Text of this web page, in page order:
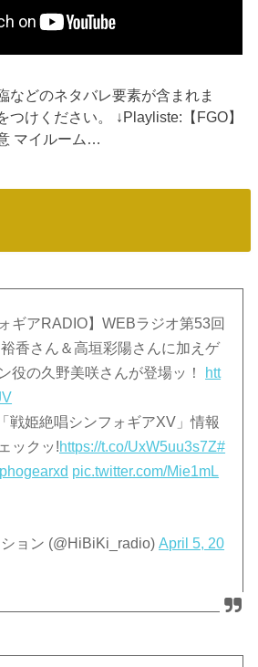
などのネタバレ要素が含まれま
つけください。 ↓Playliste:【FGO】
マイルーム…
ギアRADIO】WEBラジオ第53回
香さん＆高垣彩陽さんに加えゲ
役の久野美咲さんが登場ッ！
htt
戦姫絶唱シンフォギアXV」情報
ックッ!https://t.co/UxW5uu3s7Z#
pic.twitter.com/Mie1mL
ョン (@HiBiKi_radio)April 5, 20